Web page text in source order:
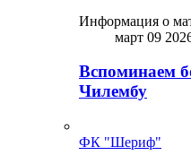
Информация о
март 09
Вспоминаем
Чилембу
ФК "Шериф"